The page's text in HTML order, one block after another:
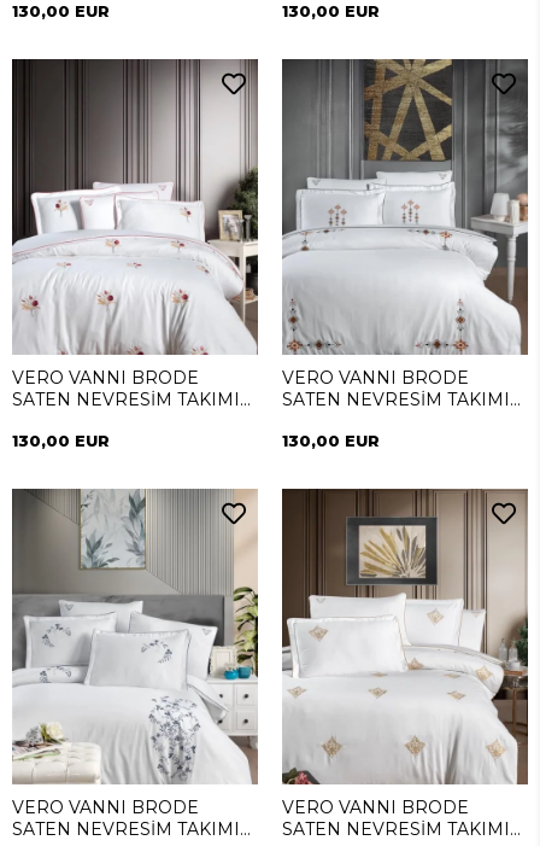
130,00 EUR 130,00 EUR
VERO VANNI BRODE
SATEN NEVRESİM TAKIMI
130,00 EUR
VERO VANNI BRODE
SATEN NEVRESİM TAKIMI
130,00 EUR
VERO VANNI BRODE
SATEN NEVRESİM TAKIMI
VERO VANNI BRODE
SATEN NEVRESİM TAKIMI